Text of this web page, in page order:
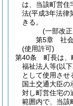
は、当該町営住
法(平成3年法律
きる。
(一部改
第5章
社
(使用許可)
第40条
町長は、
福祉法人等(以
として使用させ
国土交通大臣の
対し町営住宅の
範囲内で、当該